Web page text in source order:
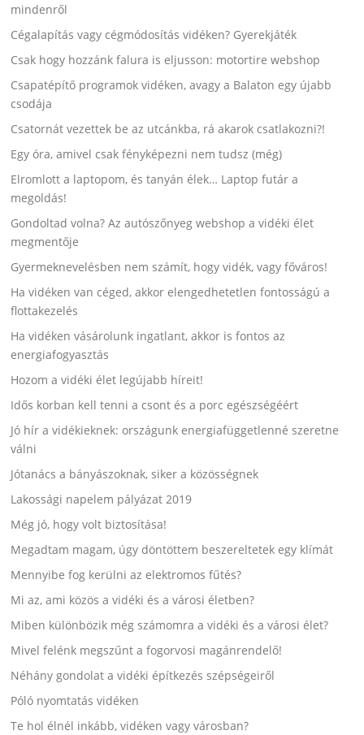
mindenről
Cégalapítás vagy cégmódosítás vidéken? Gyerekjáték
Csak hogy hozzánk falura is eljusson: motortire webshop
Csapatépítő programok vidéken, avagy a Balaton egy újabb
csodája
Csatornát vezettek be az utcánkba, rá akarok csatlakozni?!
Egy óra, amivel csak fényképezni nem tudsz (még)
Elromlott a laptopom, és tanyán élek… Laptop futár a
megoldás!
Gondoltad volna? Az autószőnyeg webshop a vidéki élet
megmentője
Gyermeknevelésben nem számít, hogy vidék, vagy főváros!
Ha vidéken van céged, akkor elengedhetetlen fontosságú a
flottakezelés
Ha vidéken vásárolunk ingatlant, akkor is fontos az
energiafogyasztás
Hozom a vidéki élet legújabb híreit!
Idős korban kell tenni a csont és a porc egészségéért
Jó hír a vidékieknek: országunk energiafüggetlenné szeretne
válni
Jótanács a bányászoknak, siker a közösségnek
Lakossági napelem pályázat 2019
Még jó, hogy volt biztosítása!
Megadtam magam, úgy döntöttem beszereltetek egy klímát
Mennyibe fog kerülni az elektromos fűtés?
Mi az, ami közös a vidéki és a városi életben?
Miben különbözik még számomra a vidéki és a városi élet?
Mivel felénk megszűnt a fogorvosi magánrendelő!
Néhány gondolat a vidéki építkezés szépségeiről
Póló nyomtatás vidéken
Te hol élnél inkább, vidéken vagy városban?